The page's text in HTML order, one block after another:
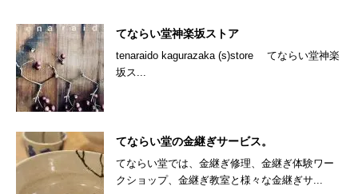
てならい堂神楽坂ストア
tenaraido kagurazaka (s)store てならい堂神楽
坂ス...
てならい堂の金継ぎサービス。
てならい堂では、金継ぎ修理、金継ぎ体験ワー
クショップ、金継ぎ教室と様々な金継ぎサ...